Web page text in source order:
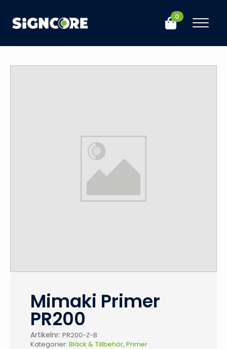
0
Hem Butik Bläck & Tillbehör Primer
Mimaki
Primer PR200
Mimaki Primer
PR200
Artikelnr: PR200-Z-B
Kategorier: Bläck & Tillbehör, Primer